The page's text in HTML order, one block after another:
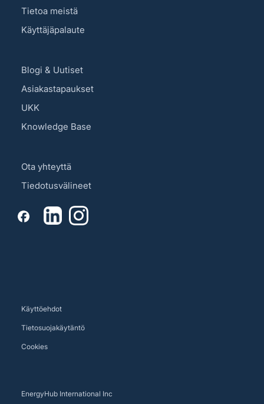
Tietoa meistä
Käyttäjäpalaute
Blogi & Uutiset
Asiakastapaukset
UKK
Knowledge Base
Ota yhteyttä
Tiedotusvälineet
Käyttöehdot
Tietosuojakäytäntö
Cookies
EnergyHub International Inc